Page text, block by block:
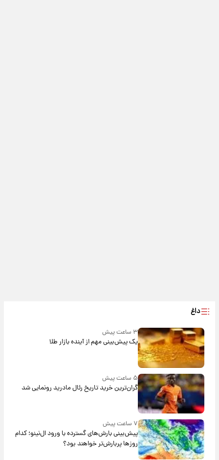
داغ
۳ ساعت پیش
یک پیش‌بینی مهم از آینده بازار طلا
۵ ساعت پیش
گران‌ترین خرید تاریخ رئال مادرید رونمایی شد
۷ ساعت پیش
پیش‌بینی بارش‌های گسترده با ورود ال‌نینو؛ کدام
روزها پربارش‌تر خواهند بود؟